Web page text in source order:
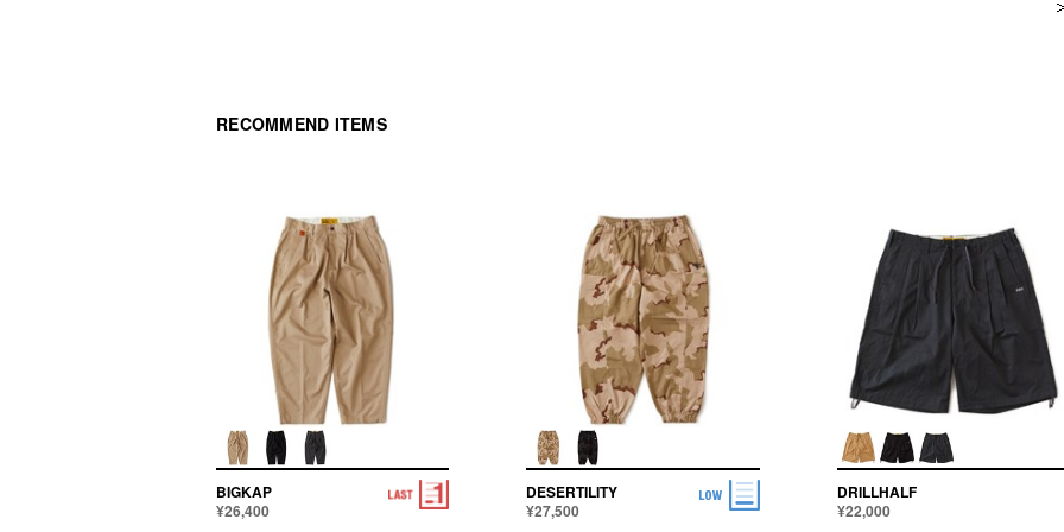
RECOMMEND ITEMS
BIGKAP
¥26,400
DESERTILITY
¥27,500
DRILLHALF
¥22,000